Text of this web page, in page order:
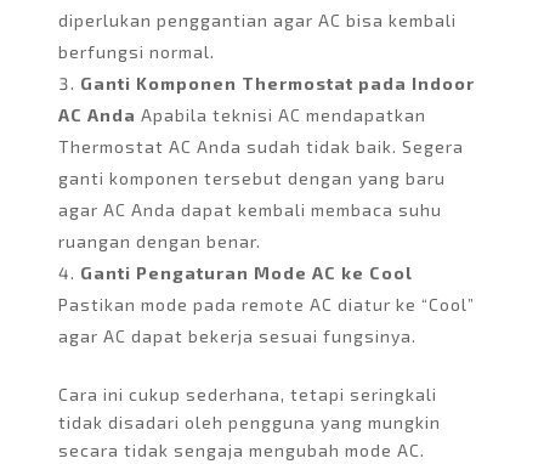
diperlukan penggantian agar AC bisa kembali
berfungsi normal.
Ganti Komponen Thermostat pada Indoor
AC Anda Apabila teknisi AC mendapatkan
Thermostat AC Anda sudah tidak baik. Segera
ganti komponen tersebut dengan yang baru
agar AC Anda dapat kembali membaca suhu
ruangan dengan benar.
Ganti Pengaturan Mode AC ke Cool
Pastikan mode pada remote AC diatur ke “Cool”
agar AC dapat bekerja sesuai fungsinya.
Cara ini cukup sederhana, tetapi seringkali
tidak disadari oleh pengguna yang mungkin
secara tidak sengaja mengubah mode AC.